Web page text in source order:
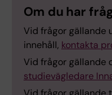
Om du har
Vid frågor gällande
innehåll, kontakta
Vid frågor gällande
studievägledare